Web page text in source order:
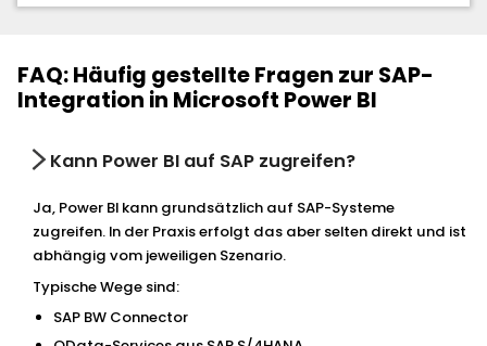
FAQ: Häufig gestellte Fragen zur SAP-
Integration in Microsoft Power BI
Kann Power BI auf SAP zugreifen?
Ja, Power BI kann grundsätzlich auf SAP-Systeme
zugreifen. In der Praxis erfolgt das aber selten direkt und ist
abhängig vom jeweiligen Szenario.
Typische Wege sind:
SAP BW Connector